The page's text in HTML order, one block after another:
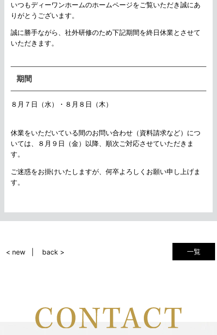
いつもディーワンホームのホームページをご覧いただき誠にあ
りがとうございます。
誠に勝手ながら、社外研修のため下記期間を終日休業とさせて
いただきます。
期間
８月７日（水）・８月８日（木）
休業をいただいている間のお問い合わせ（資料請求など）につ
いては、８月９日（金）以降、順次ご対応させていただきま
す。
ご迷惑をお掛けいたしますが、何卒よろしくお願い申し上げま
す。
一覧
< new back >